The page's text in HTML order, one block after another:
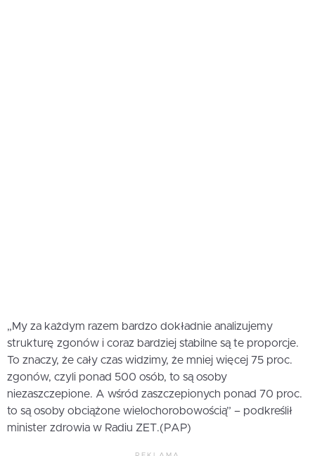
„My za każdym razem bardzo dokładnie analizujemy
strukturę zgonów i coraz bardziej stabilne są te proporcje.
To znaczy, że cały czas widzimy, że mniej więcej 75 proc.
zgonów, czyli ponad 500 osób, to są osoby
niezaszczepione. A wśród zaszczepionych ponad 70 proc.
to są osoby obciążone wielochorobowością” – podkreślił
minister zdrowia w Radiu ZET.(PAP)